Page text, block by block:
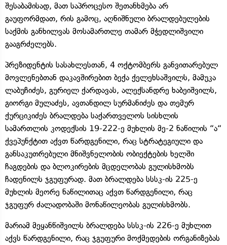
შესაბამისად, მათ საპროცესო შეთანხმება არ
გაუფორმდათ, რის გამოც, აღნიშნული ბრალდებულების
საქმის განხილვას მოსამართლე თამარ მჭედლიშვილი
გააგრძელებს.
პრეზიდენტის სასახლესთან, 4 ოქტომბერს განვითარებულ
მოვლენებთან დაკავშირებით ბექა ქელეხსაშვილს, მამუკა
ლაბუჩიძეს, გურიელ ქარდავას, ალექსანდრე ხაბეიშვილს,
გიორგი მულაძეს, ავთანდილ სურმანიძეს და თემურ
ქურციკიძეს ბრალდება საქართველოს სისხლის
სამართლის კოდექსის 19-222-ე მუხლის მე-2 ნაწილის “ა“
ქვეპუნქტით აქვთ წარდგენილი, რაც სტრატეგიული და
განსაკუთრებული მნიშვნელობის ობიექტების ხელში
ჩაგდების და ბლოკირების მცდელობას გულისხმობს
ჩადენილს ჯგუფურად. მათ ბრალდება სსსკ-ის 225-ე
მუხლის მეორე ნაწილითაც აქვთ წარდგენილი, რაც
ჯგუფურ ძალადობაში მონაწილეობას გულისხმობს.
მარიამ მეყანწიშვილს ბრალდება სსსკ-ის 226-ე მუხლით
აქვს წარდგენილი, რაც ჯგუფური მოქმედების ორგანიზებას